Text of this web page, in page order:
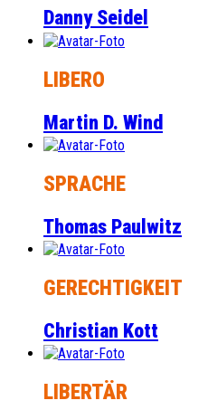
Danny Seidel
LIBERO
Martin D. Wind
SPRACHE
Thomas Paulwitz
GERECHTIGKEIT
Christian Kott
LIBERTÄR